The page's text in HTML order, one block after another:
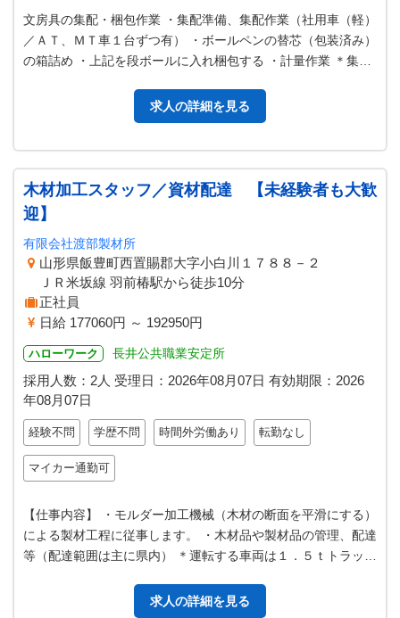
文房具の集配・梱包作業 ・集配準備、集配作業（社用車（軽）
／ＡＴ、ＭＴ車１台ずつ有） ・ボールペンの替芯（包装済み）
の箱詰め ・上記を段ボールに入れ梱包する ・計量作業 ＊集配
求人の詳細を見る
木材加工スタッフ／資材配達 【未経験者も大歓
迎】
有限会社渡部製材所
山形県飯豊町西置賜郡大字小白川１７８８－２
ＪＲ米坂線 羽前椿駅から徒歩10分
正社員
日給 177060円 ～ 192950円
ハローワーク 長井公共職業安定所
採用人数：2人 受理日： 2026年08月07日 有効期限： 2026
年08月07日
経験不問 学歴不問 時間外労働あり 転勤なし
マイカー通勤可
【仕事内容】 ・モルダー加工機械（木材の断面を平滑にする）
による製材工程に従事します。 ・木材品や製材品の管理、配達
等（配達範囲は主に県内） ＊運転する車両は１．５ｔトラック
求人の詳細を見る